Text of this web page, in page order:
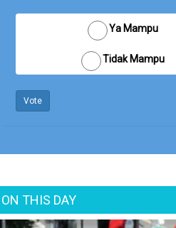
Ya Mampu
Tidak Mampu
Vote
ON THIS DAY